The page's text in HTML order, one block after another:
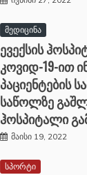
მედიცინა
ევექსის
კოვიდ-19-ით
პაციენტების
საწოლზე
ჰოსპიტალი
მაისი 19, 2022
სპორტი